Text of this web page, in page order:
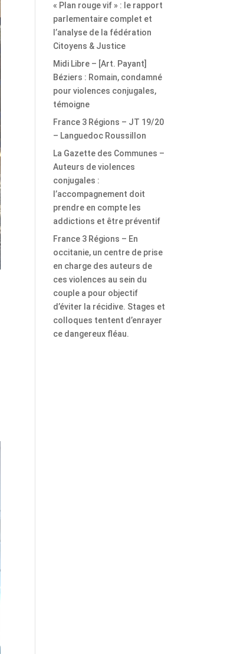
« Plan rouge vif » : le rapport
parlementaire complet et
l’analyse de la fédération
Citoyens & Justice
Midi Libre – [Art. Payant]
Béziers : Romain, condamné
pour violences conjugales,
témoigne
France 3 Régions – JT 19/20
– Languedoc Roussillon
La Gazette des Communes –
Auteurs de violences
conjugales :
l’accompagnement doit
prendre en compte les
addictions et être préventif
France 3 Régions – En
occitanie, un centre de prise
en charge des auteurs de
ces violences au sein du
couple a pour objectif
d’éviter la récidive. Stages et
colloques tentent d’enrayer
ce dangereux fléau.